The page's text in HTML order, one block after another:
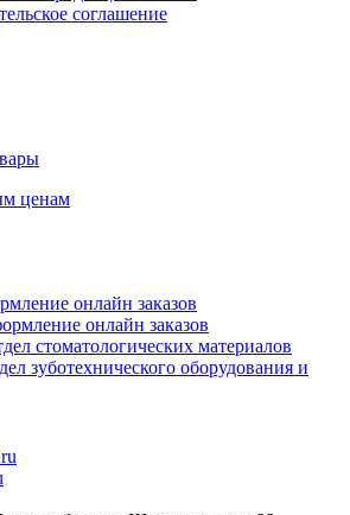
соглашение
ценам
онлайн заказов
онлайн заказов
стоматологических материалов
зуботехнического оборудования и